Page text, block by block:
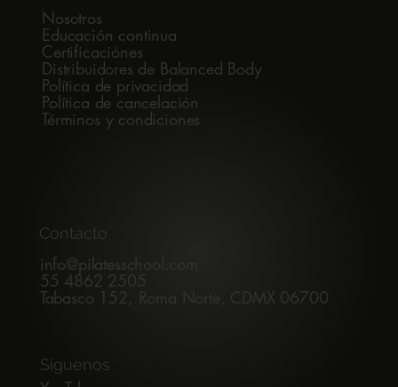
Nosotros
Educación continua
Certificaciónes
Distribuidores de Balanced Body
Política de privacidad
Política de cancelación
Términos y condiciones
Contacto
info@pilatesschool.com
55 4862 2505
Tabasco 152, Roma Norte, CDMX 06700
Síguenos